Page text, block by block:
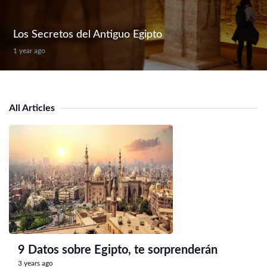
Los Secretos del Antiguo Egipto
1 year ago
All Articles
9 Datos sobre Egipto, te sorprenderán
3 years ago